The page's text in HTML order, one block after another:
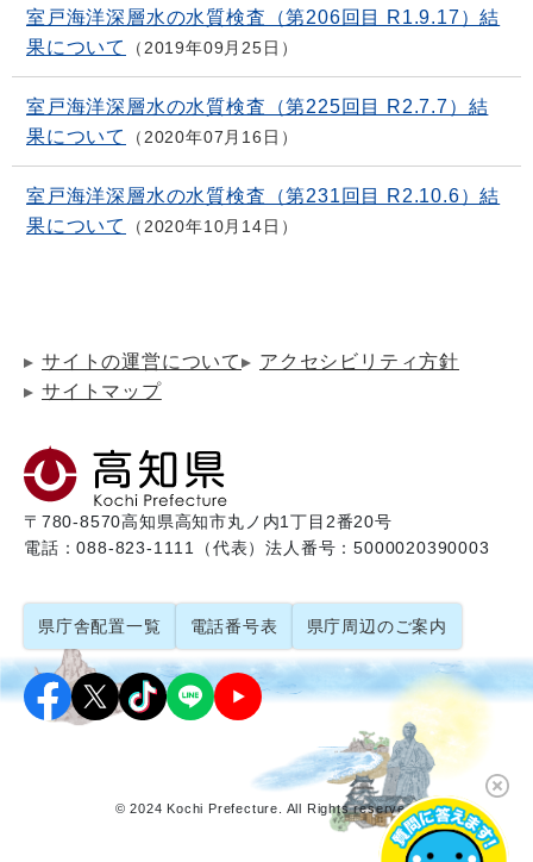
室戸海洋深層水の水質検査（第206回目 R1.9.17）結
果について
2019年09月25日
室戸海洋深層水の水質検査（第225回目 R2.7.7）結
果について
2020年07月16日
室戸海洋深層水の水質検査（第231回目 R2.10.6）結
果について
2020年10月14日
サイトの運営について
アクセシビリティ方針
サイトマップ
〒780-8570高知県高知市丸ノ内1丁目2番20号
電話：088-823-1111（代表）法人番号：5000020390003
県庁舎配置一覧 電話番号表 県庁周辺のご案内
© 2024 Kochi Prefecture. All Rights reserved.